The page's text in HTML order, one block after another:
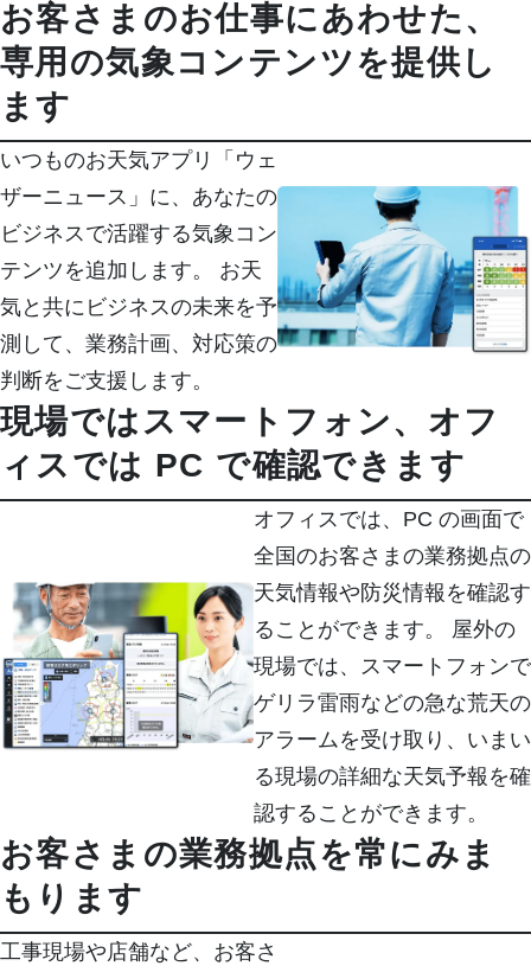
お客さまのお仕事にあわせた、
専用の気象コンテンツを提供し
ます
いつものお天気アプリ「ウェ
ザーニュース」に、あなたの
ビジネスで活躍する気象コン
テンツを追加します。 お天
気と共にビジネスの未来を予
測して、業務計画、対応策の
判断をご支援します。
現場ではスマートフォン、オフ
ィスでは PC で確認できます
オフィスでは、PC の画面で
全国のお客さまの業務拠点の
天気情報や防災情報を確認す
ることができます。 屋外の
現場では、スマートフォンで
ゲリラ雷雨などの急な荒天の
アラームを受け取り、いまい
る現場の詳細な天気予報を確
認することができます。
お客さまの業務拠点を常にみま
もります
工事現場や店舗など、お客さ